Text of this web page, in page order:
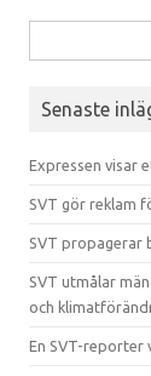
Senaste
Expressen visar
SVT gör reklam
SVT propagerar
SVT utmålar
och
En SVT-reporter